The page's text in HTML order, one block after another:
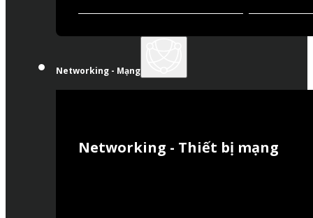
Networking - Mạng
Networking - Thiết bị mạng